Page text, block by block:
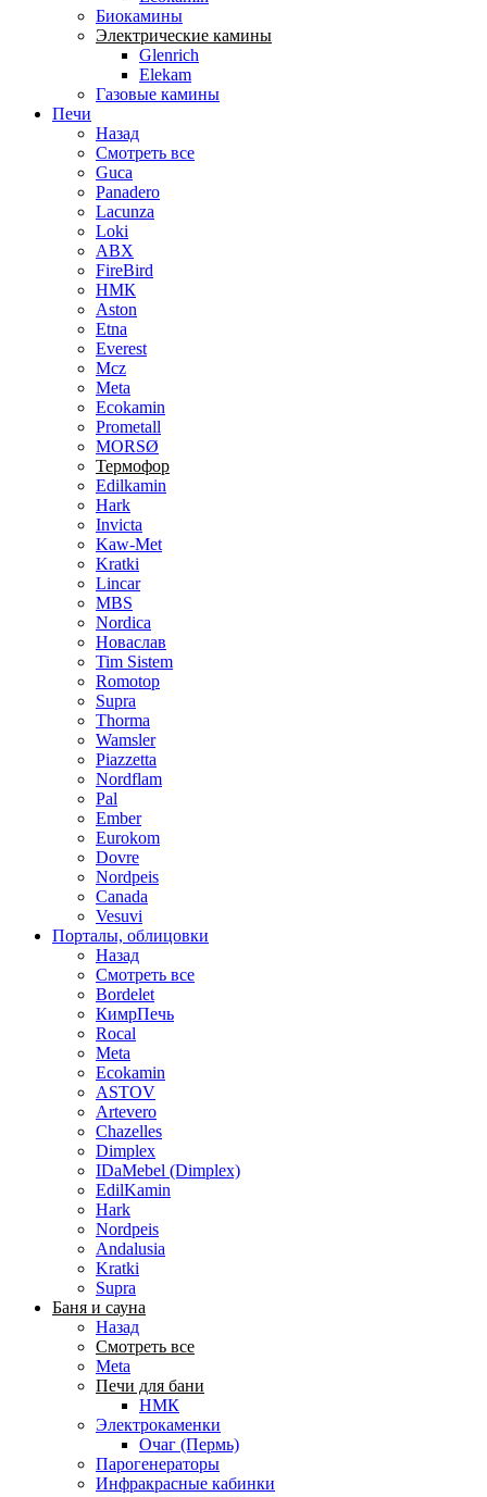
Биокамины
Электрические камины
Glenrich
Elekam
Газовые камины
Печи
Назад
Смотреть все
Guca
Panadero
Lacunza
Loki
ABX
FireBird
НМК
Aston
Etna
Everest
Mcz
Meta
Ecokamin
Prometall
MORSØ
Термофор
Edilkamin
Hark
Invicta
Kaw-Met
Kratki
Lincar
MBS
Nordica
Новаслав
Tim Sistem
Romotop
Supra
Thorma
Wamsler
Piazzetta
Nordflam
Pal
Ember
Eurokom
Dovre
Nordpeis
Canada
Vesuvi
Порталы, облицовки
Назад
Смотреть все
Bordelet
КимрПечь
Rocal
Meta
Ecokamin
ASTOV
Artevero
Chazelles
Dimplex
IDaMebel (Dimplex)
EdilKamin
Hark
Nordpeis
Andalusia
Kratki
Supra
Баня и сауна
Назад
Смотреть все
Meta
Печи для бани
НМК
Электрокаменки
Очаг (Пермь)
Парогенераторы
Инфракрасные кабинки